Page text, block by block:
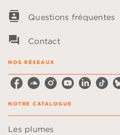
contacts Questions fréquentes
question_answer Contact
NOS RÉSEAUX
NOTRE CATALOGUE
Les plumes